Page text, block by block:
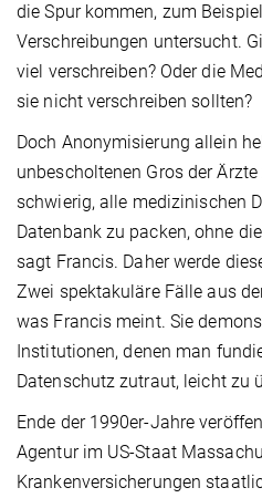
die Spur kommen, zum
Verschreibungen untersucht.
viel verschreiben? Oder die
sie nicht verschreiben sollten?
Doch Anonymisierung allein
unbescholtenen Gros der
schwierig, alle medizinischen
Datenbank zu packen, ohne
sagt Francis. Daher werde
Zwei spektakuläre Fälle aus
was Francis meint. Sie
Institutionen, denen man
Datenschutz zutraut, leicht zu
Ende der 1990er-Jahre
Agentur im US-Staat
Krankenversicherungen